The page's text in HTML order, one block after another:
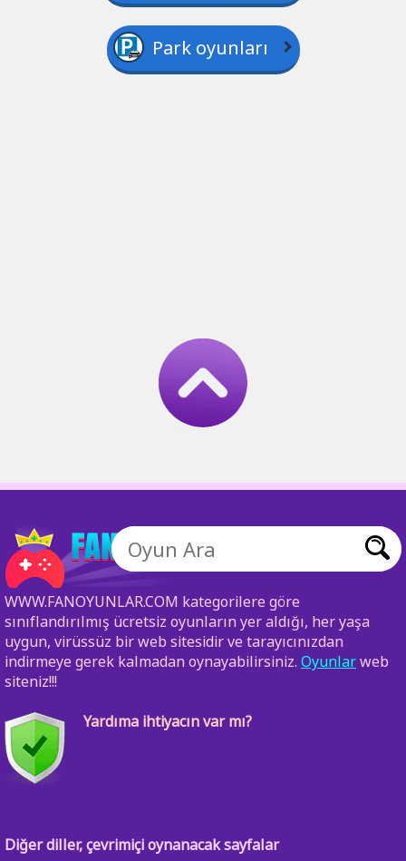
Park oyunları
WWW.FANOYUNLAR.COM kategorilere göre
sınıflandırılmış ücretsiz oyunların yer aldığı, her yaşa
uygun, virüssüz bir web sitesidir ve tarayıcınızdan
indirmeye gerek kalmadan oynayabilirsiniz. Oyunlarweb
siteniz!!!
Yardıma ihtiyacın var mı?
Diğer diller, çevrimiçi oynanacak sayfalar